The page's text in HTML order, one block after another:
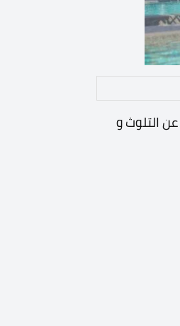
التلوث و